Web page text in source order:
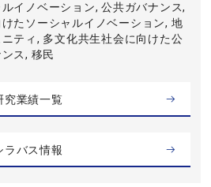
ルイノベーション, 公共ガバナンス,
たソーシャルイノベーション, 地
ティ, 多文化共生社会に向けた公
ス, 移民
究業績一覧
ラバス情報